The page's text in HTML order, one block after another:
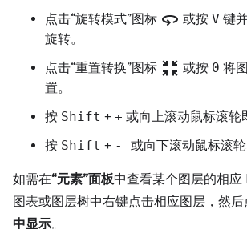
点击“旋转模式”图标 360 或按 V 键
旋转。
点击“重置转换”图标 zoom_in_map 或按 0 将
置。
按 Shift + + 或向上滚动鼠标滚轮
按 Shift + - 或向下滚动鼠标滚轮
如需在“元素”面板中查看某个图层的相
图表或图层树中右键点击相应图层，然后
中显示。